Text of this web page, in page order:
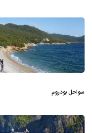
سواحل بودروم